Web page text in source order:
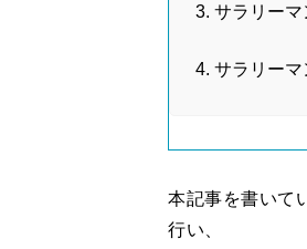
サラリー
サラリー
本記事を書いて
行い、